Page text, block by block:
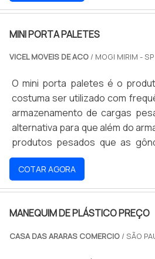
MINI PORTA PALETES
VICEL MOVEIS DE ACO/ MOGI MIRIM - SP
O mini porta paletes é o
costuma ser utilizado com
armazenamento de cargas
alternativa para que além do
produtos pesados que as
elevado.Benefícios
produzido com matérias-
acordo com as normas de
possuir capacidade para que as
é muito fácil de montar, as
COTAR AGORA
MANEQUIM DE PLÁSTICO PREÇO
CASA DAS ARARAS COMERCIO/ SÃO